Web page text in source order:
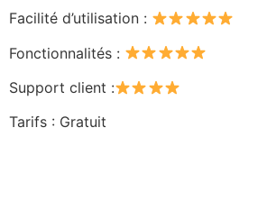
Facilité d’utilisation :
Fonctionnalités :
Support client :
Tarifs : Gratuit